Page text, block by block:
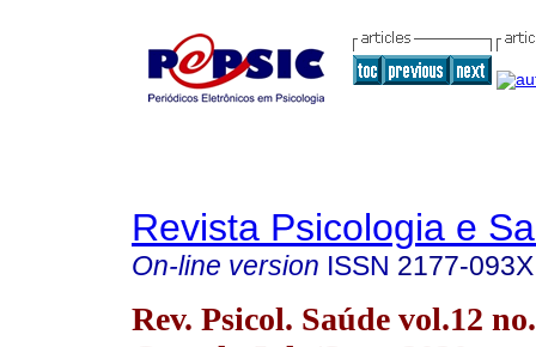
Revista Psicologia e
On-line version ISSN 2177-093X
Rev. Psicol. Saúde vol.12